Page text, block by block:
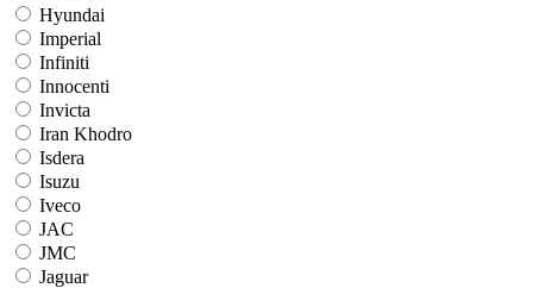
Hyundai
Imperial
Infiniti
Innocenti
Invicta
Iran Khodro
Isdera
Isuzu
Iveco
JAC
JMC
Jaguar